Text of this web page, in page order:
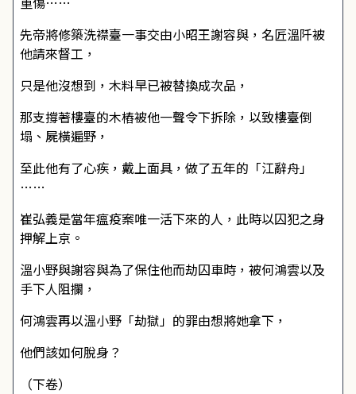
先帝將修築洗襟臺一事交由小昭王謝容與，名匠溫阡被
他請來督工，
只是他沒想到，木料早已被替換成次品，
那支撐著樓臺的木樁被他一聲令下拆除，以致樓臺倒
塌、屍橫遍野，
至此他有了心疾，戴上面具，做了五年的「江辭舟」
……
崔弘義是當年瘟疫案唯一活下來的人，此時以囚犯之身
押解上京。
溫小野與謝容與為了保住他而劫囚車時，被何鴻雲以及
手下人阻攔，
何鴻雲再以溫小野「劫獄」的罪由想將她拿下，
他們該如何脫身？
（下卷）